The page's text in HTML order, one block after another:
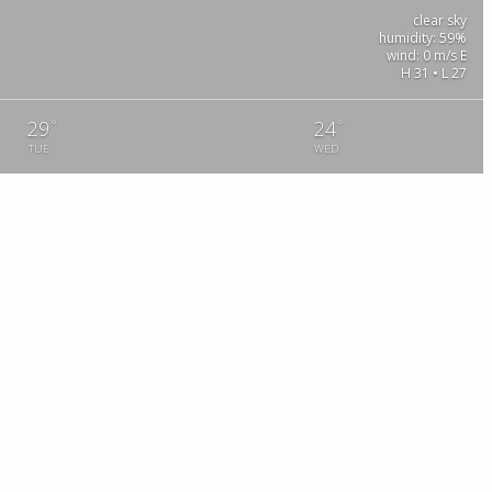
clear sky
humidity: 59%
wind: 0 m/s E
H 31 • L 27
29 °
TUE
24°
WED